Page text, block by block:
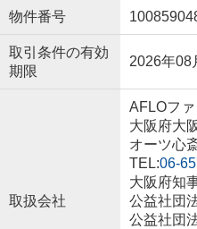
物件番号
取引条件の有効
期限
2026年08
取扱会社
AFLOフ
大阪府大
オーツ心
TEL:06-
大阪府知
公益社団
公益社団